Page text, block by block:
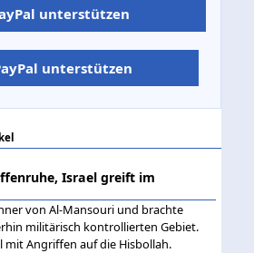
unterstützen
unterstützen
Israel greift im
von Al-Mansouri und brachte
militärisch kontrollierten Gebiet.
mit Angriffen auf die Hisbollah.